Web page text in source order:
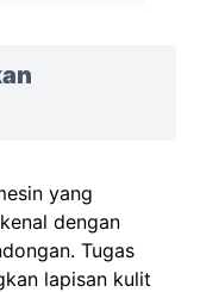
yang
dengan
Tugas
lapisan kulit